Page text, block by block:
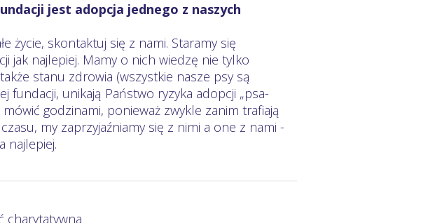
jest adopcja jednego z naszych
życie, skontaktuj się z nami. Staramy się
jak najlepiej. Mamy o nich wiedzę nie tylko
stanu zdrowia (wszystkie nasze psy są
fundacji, unikają Państwo ryzyka adopcji „psa-
godzinami, ponieważ zwykle zanim trafiają
my zaprzyjaźniamy się z nimi a one z nami -
najlepiej.
charytatywna